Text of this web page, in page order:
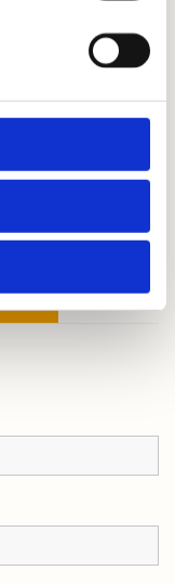
M. B., Lundin, K. E., &
celiac patients–a
U., De Giorgio, R., &
Beyond the Gut.
Feed